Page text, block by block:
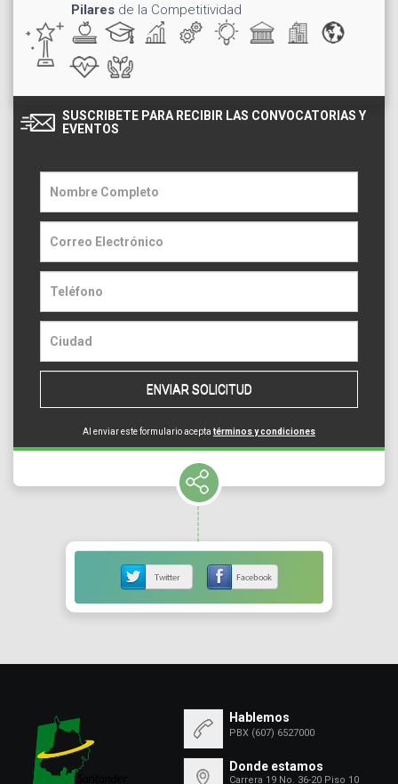
Pilares de la Competitividad
SUSCRIBETE PARA RECIBIR LAS CONVOCATORIAS Y
EVENTOS
ENVIAR SOLICITUD
Al enviar este formulario acepta términos y condiciones
Hablemos
PBX (607) 6527000
Donde estamos
Carrera 19 No. 36-20 Piso 10